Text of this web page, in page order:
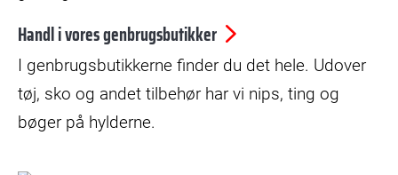
Handl i vores genbrugsbutikker
I genbrugsbutikkerne finder du det hele. Udover
tøj, sko og andet tilbehør har vi nips, ting og
bøger på hylderne.